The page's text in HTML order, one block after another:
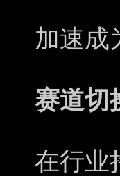
加速成
赛道切
在行业